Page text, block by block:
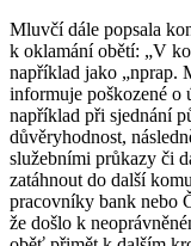
Mluvčí dále popsala
k oklamání obětí: „V
například jako „nprap.
informuje poškozené o
například při sjednání
důvěryhodnost,
služebními průkazy či
zatáhnout do další
pracovníky bank nebo
že došlo k